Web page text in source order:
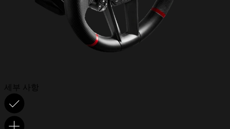
세부 사항